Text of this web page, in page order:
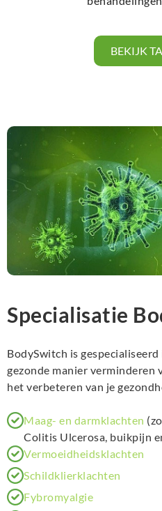
BEKIJK
Specialisatie
BodySwitch is
gezonde manier verminderen
het verbeteren van je
Maag- en darmklachten
Colitis Ulcerosa, buikpijn
Vermoeidheidsklachten
Schildklierklachten
Fybromyalgie